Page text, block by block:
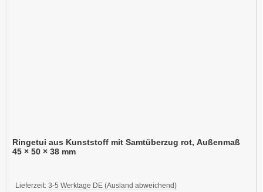
Ringetui aus Kunststoff mit Samtüberzug rot, Außenmaß
45 × 50 × 38 mm
Lieferzeit: 3-5 Werktage DE (Ausland abweichend)